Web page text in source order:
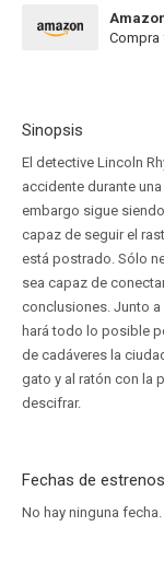
Compra
Sinopsis
El detective Lincoln
accidente durante
embargo sigue
capaz de seguir el
está postrado. Sólo
sea capaz de
conclusiones. Junto a
hará todo lo posible
de cadáveres la
gato y al ratón con la
descifrar.
Fechas de estrenos
No hay ninguna fecha.